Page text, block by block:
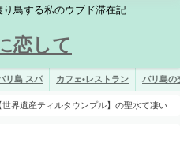
鳥する私のウブド滞在記
恋して
リ島 スパ カフェ•レストラン バリ島の
世界遺産ティルタウンプル】の聖水て凄い